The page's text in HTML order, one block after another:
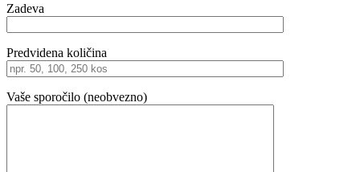
Zadeva
Predvidena količina
Vaše sporočilo (neobvezno)